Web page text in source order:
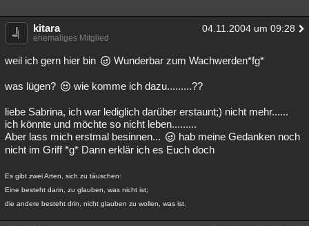
kitara 04.11.2004 um 09:28
ehemaliges Mitglied
weil ich gern hier bin Wunderbar zum Wachwerden*fg*
was lügen? wie komme ich dazu.........??
liebe Sabrina, ich war lediglich darüber erstaunt;) nicht mehr......
ich könnte und möchte so nicht leben.........
Aber lass mich erstmal besinnen...
hab meine Gedanken noch
nicht im Griff *g* Dann erklär ich es Euch doch
Es gibt zwei Arten, sich zu täuschen:
Eine besteht darin, zu glauben, was nicht ist;
die andere besteht drin, nicht glauben zu wollen, was ist.